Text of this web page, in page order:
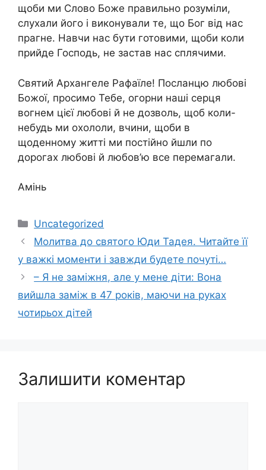
щоби ми Слово Боже правильно розуміли,
слухали його і виконували те, що Бог від нас
прагне. Навчи нас бути готовими, щоби коли
прийде Господь, не застав нас сплячими.
Святий Архангеле Рафаїле! Посланцю любові
Божої, просимо Тебе, огорни наші серця
вогнем цієї любові й не дозволь, щоб коли-
небудь ми охололи, вчини, щоби в
щоденному житті ми постійно йшли по
дорогах любові й любов’ю все перемагали.
Амінь
Категорії
Uncategorized
Молитва до святого Юди Тадея. Читайте її
у важкі моменти і завжди будете почуті…
– Я не заміжня, але у мене діти: Вона
вийшла заміж в 47 років, маючи на руках
чотирьох дітей
Залишити коментар